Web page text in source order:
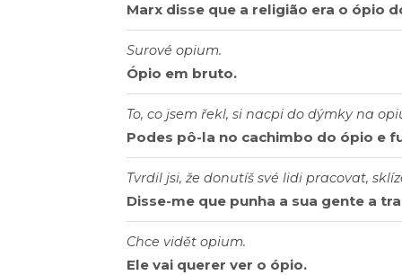
Marx disse que a religião era o ópio
Surové opium.
Ópio em bruto.
To, co jsem řekl, si nacpi do dýmky na
Podes pô-la no cachimbo do ópio e
Tvrdil jsi, že donutíš své lidi pracovat,
Disse-me que punha a sua gente a
Chce vidět opium.
Ele vai querer ver o ópio.